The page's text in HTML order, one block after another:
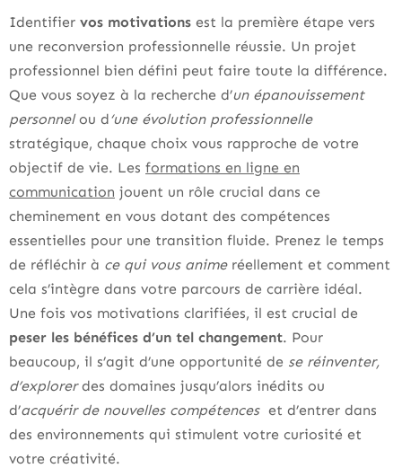
Identifier vos motivations est la première étape vers
une reconversion professionnelle réussie. Un projet
professionnel bien défini peut faire toute la différence.
Que vous soyez à la recherche d’un épanouissement
personnelou d‘une évolution professionnelle
stratégique, chaque choix vous rapproche de votre
objectif de vie. Les formations en ligne en
communication jouent un rôle crucial dans ce
cheminement en vous dotant des compétences
essentielles pour une transition fluide. Prenez le temps
de réfléchir à ce qui vous animeréellement et comment
cela s’intègre dans votre parcours de carrière idéal.
Une fois vos motivations clarifiées, il est crucial de
peser les bénéfices d’un tel changement. Pour
beaucoup, il s’agit d’une opportunité de se réinventer,
d’explorerdes domaines jusqu’alors inédits ou
d’acquérir de nouvelles compétences et d’entrer dans
des environnements qui stimulent votre curiosité et
votre créativité.